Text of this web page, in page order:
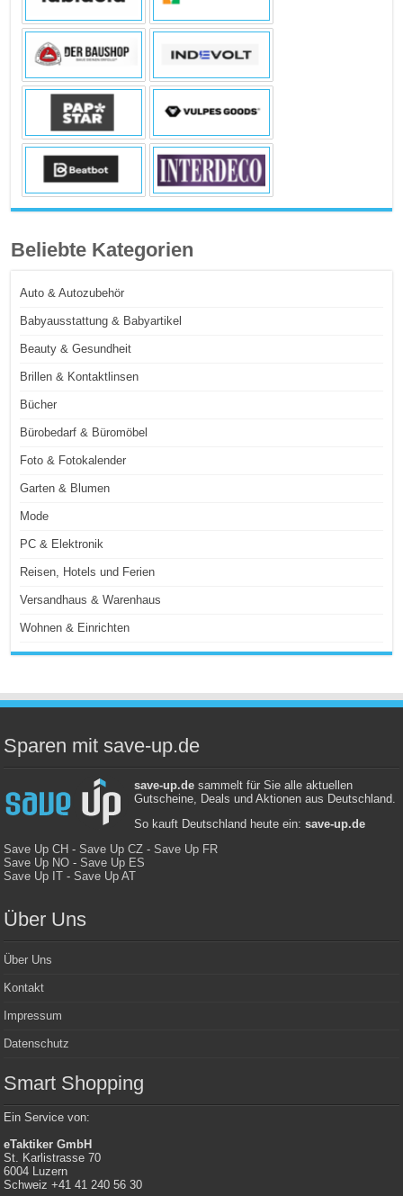
Beliebte Kategorien
Auto & Autozubehör
Babyausstattung & Babyartikel
Beauty & Gesundheit
Brillen & Kontaktlinsen
Bücher
Bürobedarf & Büromöbel
Foto & Fotokalender
Garten & Blumen
Mode
PC & Elektronik
Reisen, Hotels und Ferien
Versandhaus & Warenhaus
Wohnen & Einrichten
Sparen mit save-up.de
save-up.desammelt für Sie alle aktuellen
Gutscheine, Deals und Aktionen aus Deutschland.
So kauft Deutschland heute ein: save-up.de
Save Up CH -Save Up CZ -Save Up FR
Save Up NO -Save Up ES
Save Up IT -Save Up AT
Über Uns
Über Uns
Kontakt
Impressum
Datenschutz
Smart Shopping
Ein Service von:
eTaktiker GmbH
St. Karlistrasse 70
6004 Luzern
Schweiz +41 41 240 56 30